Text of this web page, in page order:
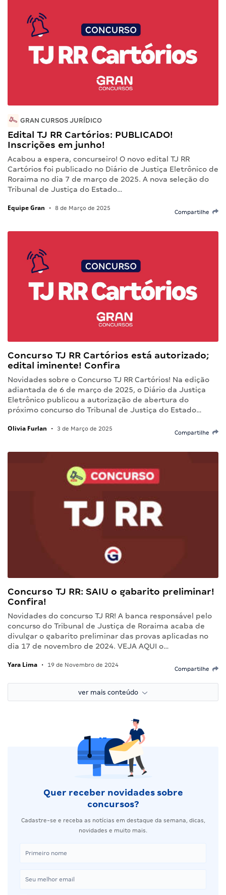
GRAN CURSOS JURÍDICO
Edital TJ RR Cartórios: PUBLICADO!
Inscrições em junho!
Acabou a espera, concurseiro! O novo edital TJ RR
Cartórios foi publicado no Diário de Justiça Eletrônico de
Roraima no dia 7 de março de 2025. A nova seleção do
Tribunal de Justiça do Estado…
Equipe Gran • 8 de Março de 2025
Compartilhe
Concurso TJ RR Cartórios está autorizado;
edital iminente! Confira
Novidades sobre o Concurso TJ RR Cartórios! Na edição
adiantada de 6 de março de 2025, o Diário da Justiça
Eletrônico publicou a autorização de abertura do
próximo concurso do Tribunal de Justiça do Estado…
Olivia Furlan • 3 de Março de 2025
Compartilhe
Concurso TJ RR: SAIU o gabarito preliminar!
Confira!
Novidades do concurso TJ RR! A banca responsável pelo
concurso do Tribunal de Justiça de Roraima acaba de
divulgar o gabarito preliminar das provas aplicadas no
dia 17 de novembro de 2024. VEJA AQUI o…
Yara Lima • 19 de Novembro de 2024
Compartilhe
ver mais conteúdo
Quer receber novidades sobre
concursos?
Cadastre-se e receba as notícias em destaque da semana, dicas,
novidades e muito mais.